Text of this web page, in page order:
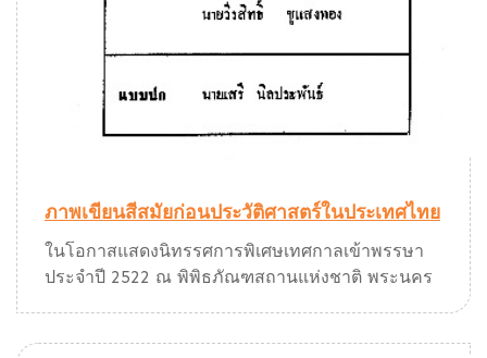
ภาพเขียนสีสมัยก่อนประวัติศาสตร์ในประเทศไทย
ในโอกาสแสดงนิทรรศการพิเศษเทศกาลเข้าพรรษา
ประจำปี 2522 ณ พิพิธภัณฑสถานแห่งชาติ พระนคร